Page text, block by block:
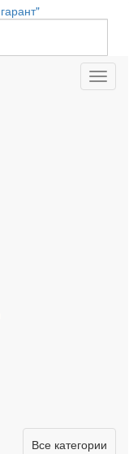
Все категории